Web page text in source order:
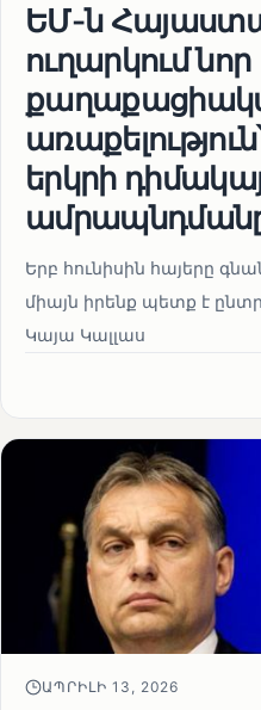
ԵՄ-ն
ուղարկում նոր
երկրի
Երբ հունիսին հայերը
միայն իրենք պետք է
Կայա Կալլաս
ԱՊՐԻԼԻ 13, 2026